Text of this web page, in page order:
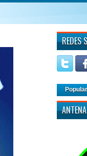
REDES
Popular